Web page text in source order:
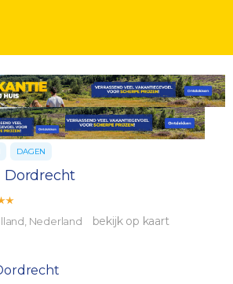
DAGEN
Dordrecht
Nederland bekijk op kaart